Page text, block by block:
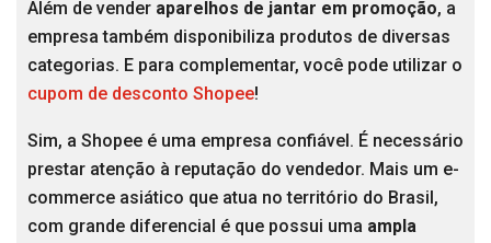
Além de vender aparelhos de jantar em promoção, a
empresa também disponibiliza produtos de diversas
categorias. E para complementar, você pode utilizar o
cupom de desconto Shopee!
Sim, a Shopee é uma empresa confiável. É necessário
prestar atenção à reputação do vendedor. Mais um e-
commerce asiático que atua no território do Brasil,
com grande diferencial é que possui uma ampla